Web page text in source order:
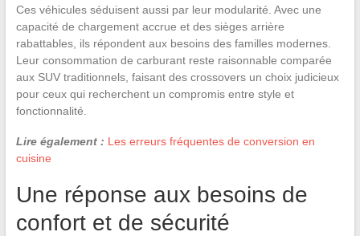
Ces véhicules séduisent aussi par leur modularité. Avec une
capacité de chargement accrue et des sièges arrière
rabattables, ils répondent aux besoins des familles modernes.
Leur consommation de carburant reste raisonnable comparée
aux SUV traditionnels, faisant des crossovers un choix judicieux
pour ceux qui recherchent un compromis entre style et
fonctionnalité.
Lire également : Les erreurs fréquentes de conversion en
cuisine
Une réponse aux besoins de
confort et de sécurité